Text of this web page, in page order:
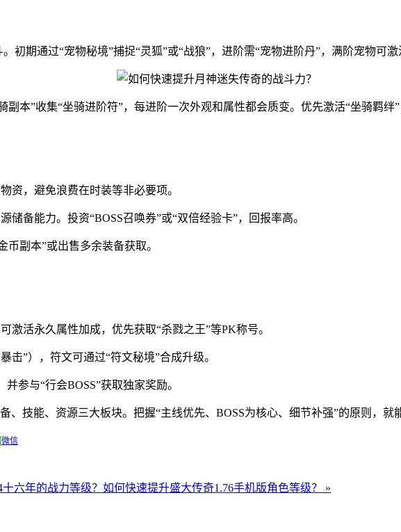
初期通过“宠物秘境”捕捉“灵狐”或“战狼”，进阶需“宠物进阶丹”，满阶宠物可激
本”收集“坐骑进阶符”，每进阶一次外观和属性都会质变。优先激活“坐骑羁绊
资，避免浪费在时装等非必要项。
储备能力。投资“BOSS召唤券”或“双倍经验卡”，回报率高。
副本”或出售多余装备获取。
激活永久属性加成，优先获取“杀戮之王”等PK称号。
击”），符文可通过“符文秘境”合成升级。
参与“行会BOSS”获取独家奖励。
、技能、资源三大板块。把握“主线优先、BOSS为核心、细节补强”的原则，就
微信
六年的战力等级？ 如何快速提升盛大传奇1.76手机版角色等级？ »